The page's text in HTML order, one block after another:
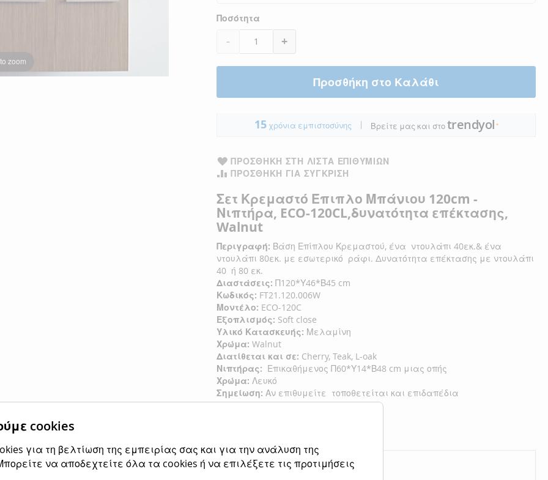
zoom
Ποσότητα
- +
Προσθήκη στο Καλάθι
15χρόνια εμπιστοσύνης | Βρείτε μας και στοtrendyol ●
ΠΡΟΣΘΉΚΗ ΣΤΗ ΛΊΣΤΑ ΕΠΙΘΥΜΙΏΝ
ΠΡΟΣΘΉΚΗ ΓΙΑ ΣΎΓΚΡΙΣΗ
Σετ Κρεμαστό Έπιπλο Μπάνιου 120cm -
Νιπτήρα, ECO-120CL,δυνατότητα επέκτασης,
Walnut
Περιγραφή: Βάση Επίπλου Κρεμαστού, ένα ντουλάπι 40εκ.& ένα
ντουλάπι 80εκ. με εσωτερικό ράφι. Δυνατότητα επέκτασης με ντουλάπι
40 ή 80 εκ.
Διαστάσεις: Π120*Υ46*Β45 cm
Κωδικός: FT21.120.006W
Μοντέλο: ECO-120C
Εξοπλισμός: Soft close
Υλικό Κατασκευής: Μελαμίνη
Χρώμα:Walnut
Διατίθεται και σε: Cherry, Teak, L-oak
Νιπτήρας: Επικαθήμενος Π60*Υ14*Β48 cm μιας οπής
Χρώμα: Λευκό
Σημείωση: Αν επιθυμείτε τοποθετείται και επιδαπέδια
προσαρμόζοντας ποδαράκια.
cookies
για τη βελτίωση της εμπειρίας σας και για την ανάλυση της
να αποδεχτείτε όλα τα cookies ή να επιλέξετε τις προτιμήσεις